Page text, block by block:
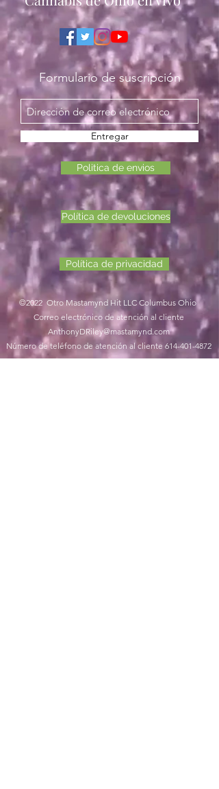
Formulario de suscripción
Entregar
Politica de envios
Política de devoluciones
Política de privacidad
©2022 Otro Mastamynd Hit LLC Columbus Ohio
Correo electrónico de atención al cliente
AnthonyDRiley@mastamynd.com
Número de teléfono de atención al cliente 614-401-4872